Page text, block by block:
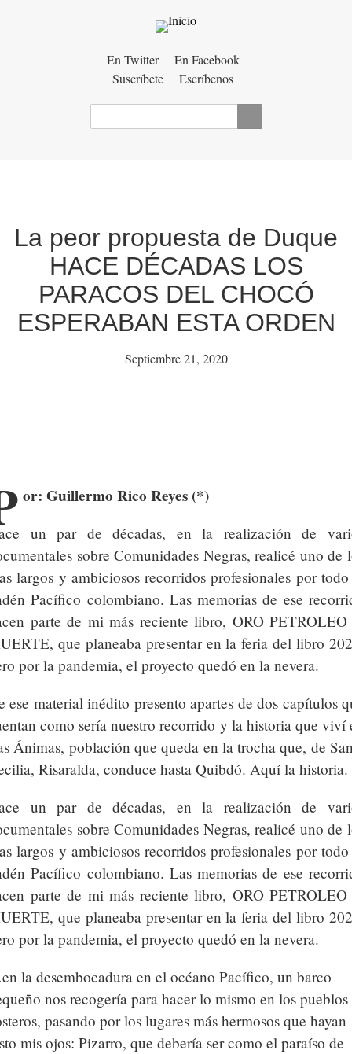
Menú
auxiliar
En Twitter
En Facebook
Suscríbete
Escríbenos
La peor propuesta de Duque
HACE DÉCADAS LOS
PARACOS DEL CHOCÓ
ESPERABAN ESTA ORDEN
Septiembre 21, 2020
or: Guillermo Rico Reyes (*)
un par de décadas, en la realización de
sobre Comunidades Negras, realicé uno de
largos y ambiciosos recorridos profesionales por
Pacífico colombiano. Las memorias de ese
parte de mi más reciente libro, ORO
que planeaba presentar en la feria del libro
por la pandemia, el proyecto quedó en la nevera.
ese material inédito presento apartes de dos capítulos
como sería nuestro recorrido y la historia que viví
Ánimas, población que queda en la trocha que, de
Risaralda, conduce hasta Quibdó. Aquí la historia.
un par de décadas, en la realización de
sobre Comunidades Negras, realicé uno de
largos y ambiciosos recorridos profesionales por
Pacífico colombiano. Las memorias de ese
parte de mi más reciente libro, ORO
que planeaba presentar en la feria del libro
por la pandemia, el proyecto quedó en la nevera.
la desembocadura en el océano Pacífico, un barco
nos recogería para hacer lo mismo en los pueblos
pasando por los lugares más hermosos que hayan
mis ojos: Pizarro, que debería ser como el paraíso de